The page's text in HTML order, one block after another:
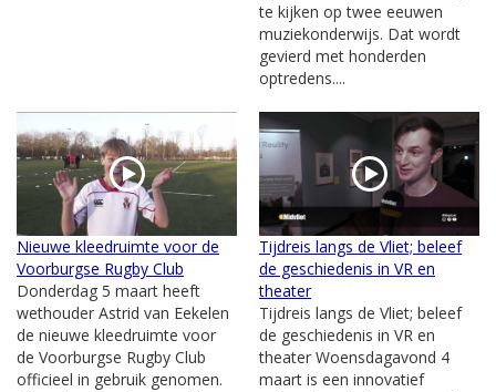
te kijken op twee eeuwen
muziekonderwijs. Dat wordt
gevierd met honderden
optredens....
Nieuwe kleedruimte voor de
Voorburgse Rugby Club
Donderdag 5 maart heeft
wethouder Astrid van Eekelen
de nieuwe kleedruimte voor
de Voorburgse Rugby Club
officieel in gebruik genomen.
Tijdreis langs de Vliet; beleef
de geschiedenis in VR en
theater
Tijdreis langs de Vliet; beleef
de geschiedenis in VR en
theater Woensdagavond 4
maart is een innovatief